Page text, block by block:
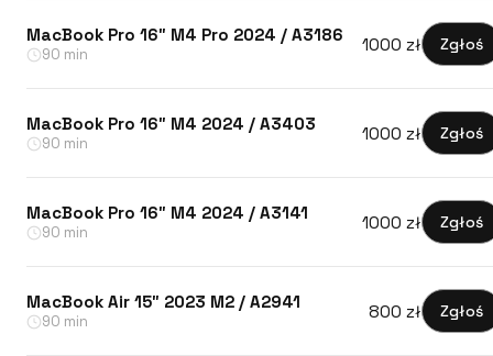
MacBook Pro 16″ M4 Pro 2024 / A3186
90 min 1000 zł Zgłoś
MacBook Pro 16″ M4 2024 / A3403
90 min 1000 zł Zgłoś
MacBook Pro 16″ M4 2024 / A3141
90 min 1000 zł Zgłoś
MacBook Air 15″ 2023 M2 / A2941
90 min 800 zł Zgłoś